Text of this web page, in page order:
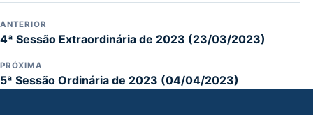
ANTERIOR
4ª Sessão Extraordinária de 2023 (23/03/2023)
PRÓXIMA
5ª Sessão Ordinária de 2023 (04/04/2023)